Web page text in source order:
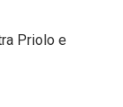
Priolo e